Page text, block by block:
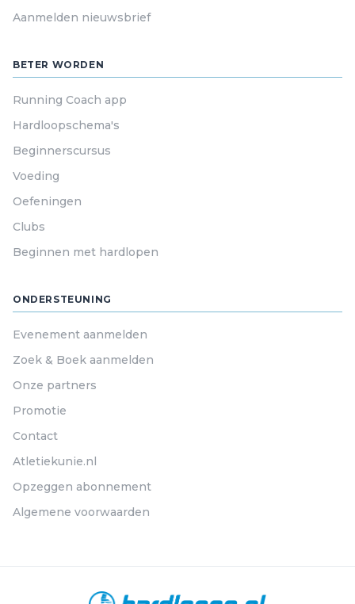
Aanmelden nieuwsbrief
BETER WORDEN
Running Coach app
Hardloopschema's
Beginnerscursus
Voeding
Oefeningen
Clubs
Beginnen met hardlopen
ONDERSTEUNING
Evenement aanmelden
Zoek & Boek aanmelden
Onze partners
Promotie
Contact
Atletiekunie.nl
Opzeggen abonnement
Algemene voorwaarden